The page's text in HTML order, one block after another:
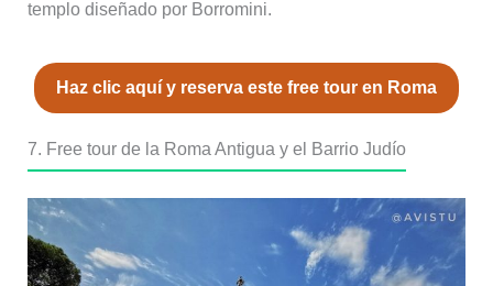
templo diseñado por Borromini.
Haz clic aquí y reserva este free tour en Roma
7. Free tour de la Roma Antigua y el Barrio Judío